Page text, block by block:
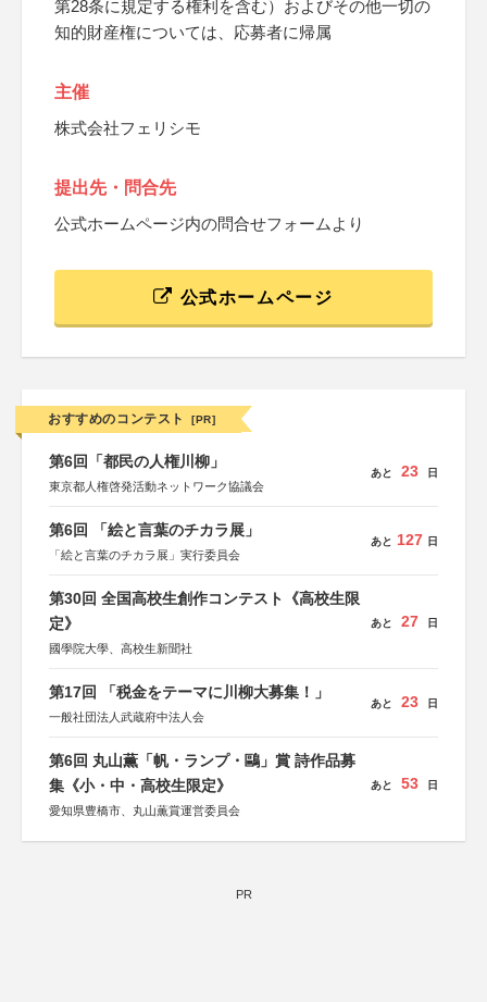
第28条に規定する権利を含む）およびその他一切の
知的財産権については、応募者に帰属
主催
株式会社フェリシモ
提出先・問合先
公式ホームページ内の問合せフォームより
公式ホームページ
おすすめのコンテスト [PR]
第6回「都民の人権川柳」
東京都人権啓発活動ネットワーク協議会
あと 23 日
第6回 「絵と言葉のチカラ展」
「絵と言葉のチカラ展」実行委員会
あと 127 日
第30回 全国高校生創作コンテスト《高校生限
定》
國學院大學、高校生新聞社
あと 27 日
第17回 「税金をテーマに川柳大募集！」
一般社団法人武蔵府中法人会
あと 23 日
第6回 丸山薫「帆・ランプ・鷗」賞 詩作品募
集《小・中・高校生限定》
愛知県豊橋市、丸山薫賞運営委員会
あと 53 日
PR